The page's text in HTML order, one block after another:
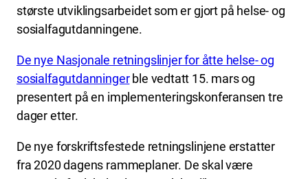
største utviklingsarbeidet som er gjort på helse- og
sosialfagutdanningene.
De nye Nasjonale retningslinjer for åtte helse- og
sosialfagutdanningerble vedtatt 15. mars og
presentert på en implementeringskonferansen tre
dager etter.
De nye forskriftsfestede retningslinjene erstatter
fra 2020 dagens rammeplaner. De skal være